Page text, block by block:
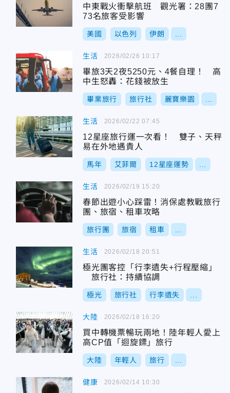
中東戰火衝擊航班 觀光署：28團7
73名旅客受影響
美國 以色列 伊朗
生活
畢旅3天2夜5250元、4餐自理！ 高
中生怒轟：花錢被放生
畢業旅行 旅行社 麗寶樂園
2026/02/26 10:17
生活
12星座旅行運一次看！ 雙子、天秤
易在外地遇貴人
馬年 艾菲爾 12星座運勢
2026/02/22 07:45
生活
春節出遊小心踩雷！消保處教戰旅行
團、旅宿、租車攻略
旅行團 旅宿 租車
2026/02/19 15:20
生活
極光團客控「行李遺失+行程壓縮」
旅行社：持續協調
極光 旅行社 行李遺失
2026/02/18 20:51
大陸
買中轉機票暢玩兩地！陸年輕人愛上
高CP值「迴旋鏢」旅行
大陸 年輕人 旅行
2026/02/18 16:20
健康 2026/02/14 10:30